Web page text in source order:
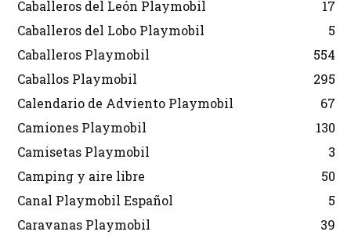
Caballeros del León Playmobil
17
Caballeros del Lobo Playmobil
5
Caballeros Playmobil
554
Caballos Playmobil
295
Calendario de Adviento Playmobil
67
Camiones Playmobil
130
Camisetas Playmobil
3
Camping y aire libre
50
Canal Playmobil Español
5
Caravanas Playmobil
39